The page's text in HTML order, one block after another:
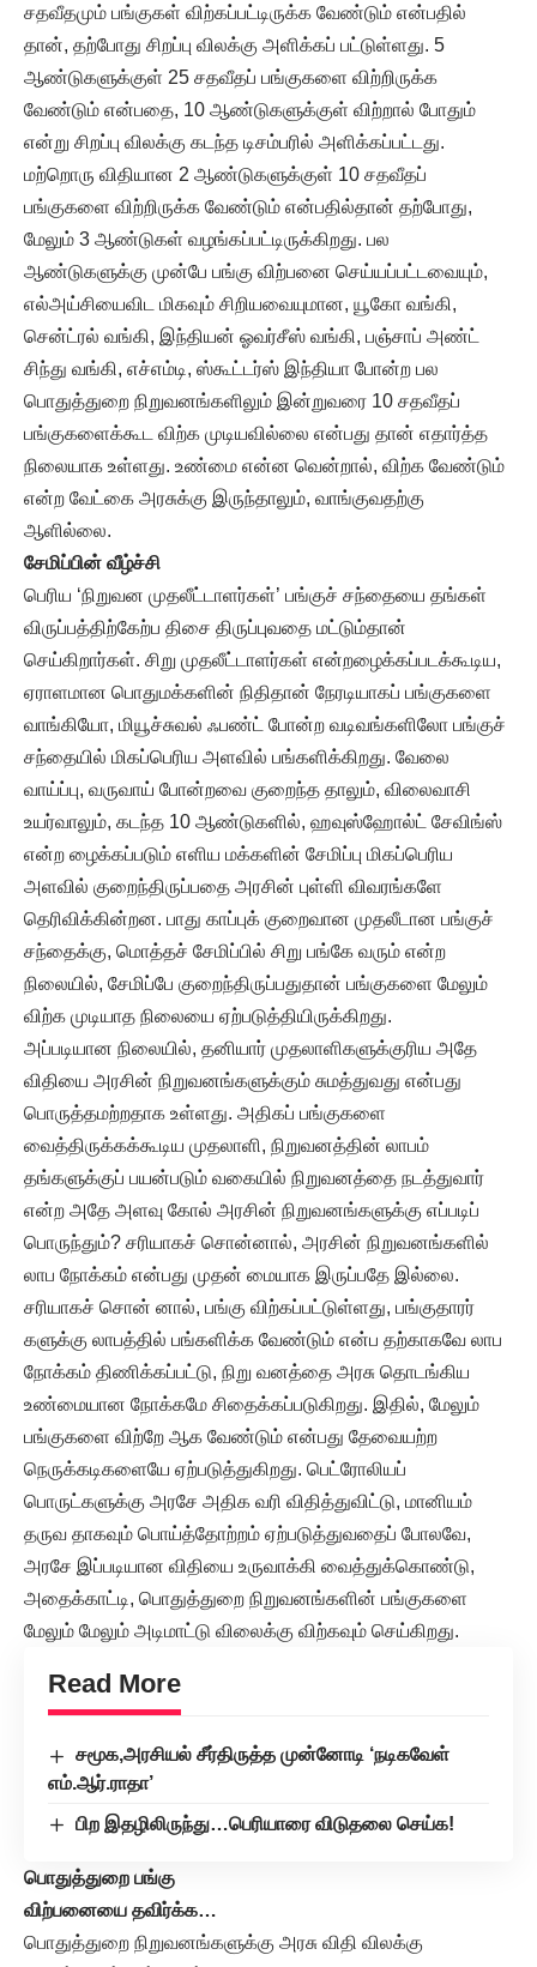
சதவீதமும் பங்குகள் விற்கப்பட்டிருக்க வேண்டும் என்பதில்
தான், தற்போது சிறப்பு விலக்கு அளிக்கப் பட்டுள்ளது. 5
ஆண்டுகளுக்குள் 25 சதவீதப் பங்குகளை விற்றிருக்க
வேண்டும் என்பதை, 10 ஆண்டுகளுக்குள் விற்றால் போதும்
என்று சிறப்பு விலக்கு கடந்த டிசம்பரில் அளிக்கப்பட்டது.
மற்றொரு விதியான 2 ஆண்டுகளுக்குள் 10 சதவீதப்
பங்குகளை விற்றிருக்க வேண்டும் என்பதில்தான் தற்போது,
மேலும் 3 ஆண்டுகள் வழங்கப்பட்டிருக்கிறது. பல
ஆண்டுகளுக்கு முன்பே பங்கு விற்பனை செய்யப்பட்டவையும்,
எல்அய்சியைவிட மிகவும் சிறியவையுமான, யூகோ வங்கி,
சென்ட்ரல் வங்கி, இந்தியன் ஓவர்சீஸ் வங்கி, பஞ்சாப் அண்ட்
சிந்து வங்கி, எச்எம்டி, ஸ்கூட்டர்ஸ் இந்தியா போன்ற பல
பொதுத்துறை நிறுவனங்களிலும் இன்றுவரை 10 சதவீதப்
பங்குகளைக்கூட விற்க முடியவில்லை என்பது தான் எதார்த்த
நிலையாக உள்ளது. உண்மை என்ன வென்றால், விற்க வேண்டும்
என்ற வேட்கை அரசுக்கு இருந்தாலும், வாங்குவதற்கு
ஆளில்லை.
சேமிப்பின் வீழ்ச்சி
பெரிய ‘நிறுவன முதலீட்டாளர்கள்’ பங்குச் சந்தையை தங்கள்
விருப்பத்திற்கேற்ப திசை திருப்புவதை மட்டும்தான்
செய்கிறார்கள். சிறு முதலீட்டாளர்கள் என்றழைக்கப்படக்கூடிய,
ஏராளமான பொதுமக்களின் நிதிதான் நேரடியாகப் பங்குகளை
வாங்கியோ, மியூச்சுவல் ஃபண்ட் போன்ற வடிவங்களிலோ பங்குச்
சந்தையில் மிகப்பெரிய அளவில் பங்களிக்கிறது. வேலை
வாய்ப்பு, வருவாய் போன்றவை குறைந்த தாலும், விலைவாசி
உயர்வாலும், கடந்த 10 ஆண்டுகளில், ஹவுஸ்ஹோல்ட் சேவிங்ஸ்
என்ற ழைக்கப்படும் எளிய மக்களின் சேமிப்பு மிகப்பெரிய
அளவில் குறைந்திருப்பதை அரசின் புள்ளி விவரங்களே
தெரிவிக்கின்றன. பாது காப்புக் குறைவான முதலீடான பங்குச்
சந்தைக்கு, மொத்தச் சேமிப்பில் சிறு பங்கே வரும் என்ற
நிலையில், சேமிப்பே குறைந்திருப்பதுதான் பங்குகளை மேலும்
விற்க முடியாத நிலையை ஏற்படுத்தியிருக்கிறது.
அப்படியான நிலையில், தனியார் முதலாளிகளுக்குரிய அதே
விதியை அரசின் நிறுவனங்களுக்கும் சுமத்துவது என்பது
பொருத்தமற்றதாக உள்ளது. அதிகப் பங்குகளை
வைத்திருக்கக்கூடிய முதலாளி, நிறுவனத்தின் லாபம்
தங்களுக்குப் பயன்படும் வகையில் நிறுவனத்தை நடத்துவார்
என்ற அதே அளவு கோல் அரசின் நிறுவனங்களுக்கு எப்படிப்
பொருந்தும்? சரியாகச் சொன்னால், அரசின் நிறுவனங்களில்
லாப நோக்கம் என்பது முதன் மையாக இருப்பதே இல்லை.
சரியாகச் சொன் னால், பங்கு விற்கப்பட்டுள்ளது, பங்குதாரர்
களுக்கு லாபத்தில் பங்களிக்க வேண்டும் என்ப தற்காகவே லாப
நோக்கம் திணிக்கப்பட்டு, நிறு வனத்தை அரசு தொடங்கிய
உண்மையான நோக்கமே சிதைக்கப்படுகிறது. இதில், மேலும்
பங்குகளை விற்றே ஆக வேண்டும் என்பது தேவையற்ற
நெருக்கடிகளையே ஏற்படுத்துகிறது. பெட்ரோலியப்
பொருட்களுக்கு அரசே அதிக வரி விதித்துவிட்டு, மானியம்
தருவ தாகவும் பொய்த்தோற்றம் ஏற்படுத்துவதைப் போலவே,
அரசே இப்படியான விதியை உருவாக்கி வைத்துக்கொண்டு,
அதைக்காட்டி, பொதுத்துறை நிறுவனங்களின் பங்குகளை
மேலும் மேலும் அடிமாட்டு விலைக்கு விற்கவும் செய்கிறது.
Read More
சமூக,அரசியல் சீர்திருத்த முன்னோடி ‘நடிகவேள்
எம்.ஆர்.ராதா’
பிற இதழிலிருந்து…பெரியாரை விடுதலை செய்க!
பொதுத்துறை பங்கு
விற்பனையை தவிர்க்க…
பொதுத்துறை நிறுவனங்களுக்கு அரசு விதி விலக்கு